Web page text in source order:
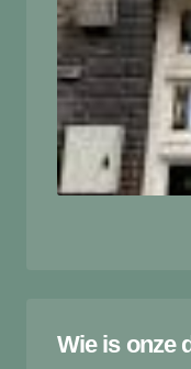
Wie is onze